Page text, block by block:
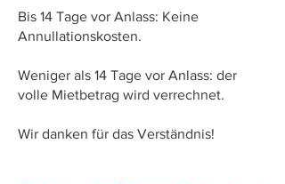
Bis 14 Tage vor Anlass: Keine
Annullationskosten.
Weniger als 14 Tage vor Anlass: der
volle Mietbetrag wird verrechnet.
Wir danken für das Verständnis!